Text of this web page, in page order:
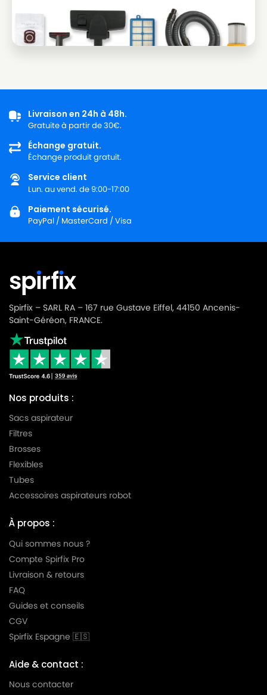
HOOVER
HOOVER TF 1600 à TF 2999 FLASH
HOOVER
HOOVER TF 1603 FLASH
HOOVER
HOOVER TF 2004 FLASH
HOOVER
HOOVER TF 2005 FLASH
HOOVER
HOOVER TF 2006 FLASH
HOOVER
HOOVER TF 2007 FLASH
HOOVER
HOOVER TF 2011 FLASH
HOOVER
HOOVER TF 4100 à 4199 FREESPACE
HOOVER
HOOVER TFG 5123 FREESPACE GREENRAY
HOOVER
HOOVER TFP 1215 FREESPACE
HOOVER
HOOVER
HOOVER TFS 5100 à TFS 5299 FREESPACE
HOOVER
HOOVER TFS 5192
HOOVER
HOOVER TFS 5193 FREESPACE
HOOVER
HOOVER TFS 5196 FREESPACE
HOOVER
HOOVER
HOOVER TFS 5204 FREESPACE
HOOVER
HOOVER TFS 5208 FREESPACE
HOOVER
HOOVER TW 15.. SPRINT
HOOVER
HOOVER TW 1500 à TW 1999 SPRINT
HOOVER
HOOVER
HOOVER TW 17.. SPRINT.
Livraison en 24h à 48h.
Gratuite à partir de 30€.
Échange gratuit.
Échange produit gratuit.
Service client
Lun. au vend. de 9:00-17:00
Paiement sécurisé.
PayPal / MasterCard / Visa
Spirfix – SARL RA – 167 rue Gustave Eiffel, 44150 Ancenis-
Saint-Géréon, FRANCE.
Nos produits :
Sacs aspirateur
Filtres
Brosses
Flexibles
Tubes
Accessoires aspirateurs robot
À propos :
Qui sommes nous ?
Compte Spirfix Pro
Livraison & retours
FAQ
Guides et conseils
CGV
Spirfix Espagne 🇪🇸
Aide & contact :
Nous contacter